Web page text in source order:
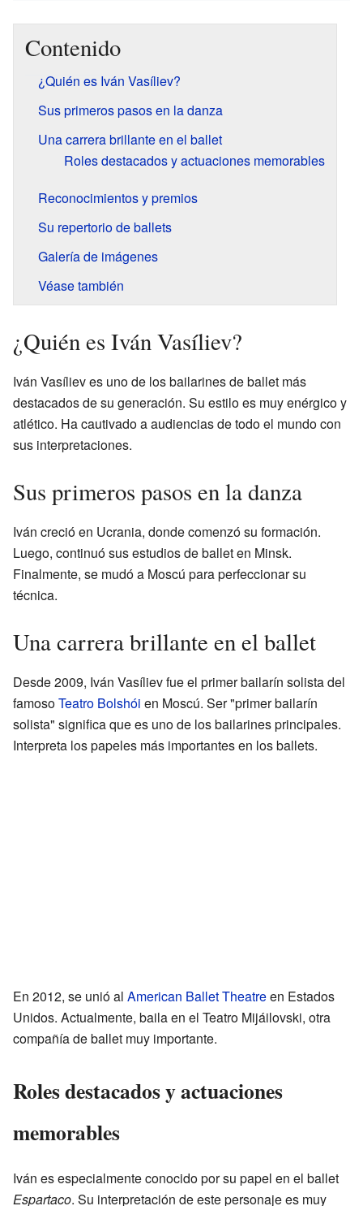
Contenido
¿Quién es Iván Vasíliev?
Sus primeros pasos en la danza
Una carrera brillante en el ballet
Roles destacados y actuaciones memorables
Reconocimientos y premios
Su repertorio de ballets
Galería de imágenes
Véase también
¿Quién es Iván Vasíliev?
Iván Vasíliev es uno de los bailarines de ballet más
destacados de su generación. Su estilo es muy enérgico y
atlético. Ha cautivado a audiencias de todo el mundo con
sus interpretaciones.
Sus primeros pasos en la danza
Iván creció en Ucrania, donde comenzó su formación.
Luego, continuó sus estudios de ballet en Minsk.
Finalmente, se mudó a Moscú para perfeccionar su
técnica.
Una carrera brillante en el ballet
Desde 2009, Iván Vasíliev fue el primer bailarín solista del
famosoTeatro Bolshói en Moscú. Ser "primer bailarín
solista" significa que es uno de los bailarines principales.
Interpreta los papeles más importantes en los ballets.
En 2012, se unió al American Ballet Theatreen Estados
Unidos. Actualmente, baila en el Teatro Mijáilovski, otra
compañía de ballet muy importante.
Roles destacados y actuaciones
memorables
Iván es especialmente conocido por su papel en el ballet
Espartaco. Su interpretación de este personaje es muy